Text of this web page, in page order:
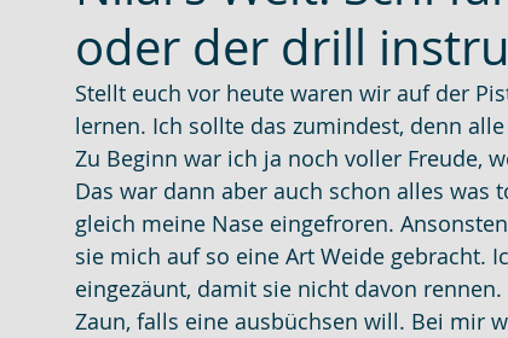
Wissenswertesoder der drill
Stellt euch vor heute waren wir auf der
lernen. Ich sollte das zumindest, denn
Zu Beginn war ich ja noch voller Freude,
Das war dann aber auch schon alles
gleich meine Nase eingefroren.
sie mich auf so eine Art Weide gebracht.
eingezäunt, damit sie nicht davon
Zaun, falls eine ausbüchsen will. Bei mir